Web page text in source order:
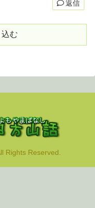
返信
む
Rights Reserved.